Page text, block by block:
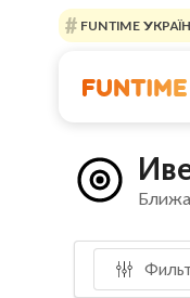
FUNTIME